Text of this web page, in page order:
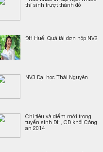
thí sinh trượt thành đỗ
ĐH Huế: Quá tải đơn nộp NV2
NV3 Đại học Thái Nguyên
Chỉ tiêu và điểm mới trong
tuyển sinh ĐH, CĐ khối Công
an 2014